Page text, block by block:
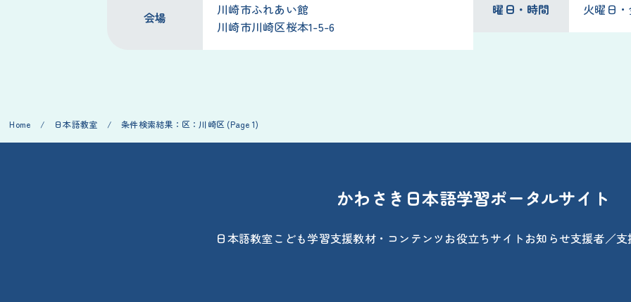
会場
川崎市ふれあい館
川崎市川崎区桜本1-5-6
曜日・時間 火曜日・
Home / 日本語教室 / 条件検索結果：区：川崎区 (Page 1)
かわさき日本語学習ポータルサイト
日本語教室 こども学習支援教材・コンテンツ お役立ちサイト お知らせ支援者／